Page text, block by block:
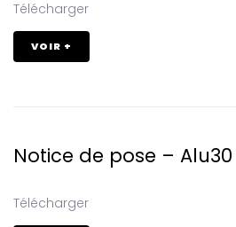
Télécharger
VOIR +
Notice de pose – Alu30
Télécharger